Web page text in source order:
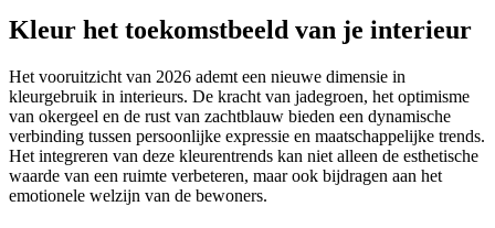
Kleur het toekomstbeeld van je interieur
Het vooruitzicht van 2026 ademt een nieuwe dimensie in
kleurgebruik in interieurs. De kracht van jadegroen, het optimisme
van okergeel en de rust van zachtblauw bieden een dynamische
verbinding tussen persoonlijke expressie en maatschappelijke trends.
Het integreren van deze kleurentrends kan niet alleen de esthetische
waarde van een ruimte verbeteren, maar ook bijdragen aan het
emotionele welzijn van de bewoners.